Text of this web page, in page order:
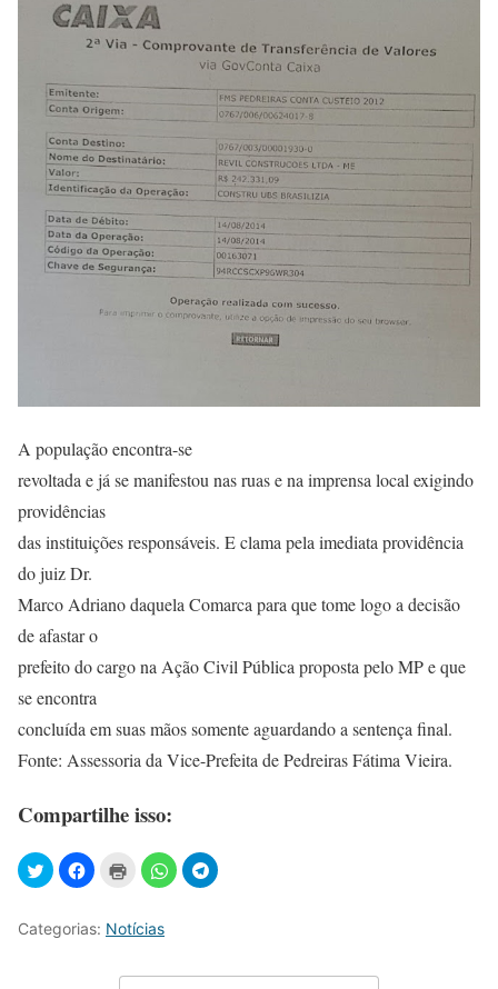
A população encontra-se
revoltada e já se manifestou nas ruas e na imprensa local exigindo
providências
das instituições responsáveis. E clama pela imediata providência
do juiz Dr.
Marco Adriano daquela Comarca para que tome logo a decisão
de afastar o
prefeito do cargo na Ação Civil Pública proposta pelo MP e que
se encontra
concluída em suas mãos somente aguardando a sentença final.
Fonte: Assessoria da Vice-Prefeita de Pedreiras Fátima Vieira.
Compartilhe isso:
Categorias: Notícias